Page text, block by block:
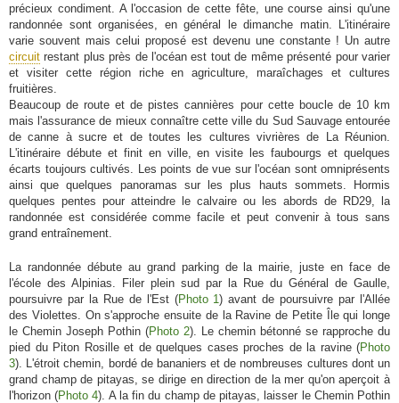
précieux condiment. A l'occasion de cette fête, une course ainsi qu'une
randonnée sont organisées, en général le dimanche matin. L'itinéraire
varie souvent mais celui proposé est devenu une constante ! Un autre
circuit restant plus près de l'océan est tout de même présenté pour varier
et visiter cette région riche en agriculture, maraîchages et cultures
fruitières.
Beaucoup de route et de pistes cannières pour cette boucle de 10 km
mais l'assurance de mieux connaître cette ville du Sud Sauvage entourée
de canne à sucre et de toutes les cultures vivrières de La Réunion.
L'itinéraire débute et finit en ville, en visite les faubourgs et quelques
écarts toujours cultivés. Les points de vue sur l'océan sont omniprésents
ainsi que quelques panoramas sur les plus hauts sommets. Hormis
quelques pentes pour atteindre le calvaire ou les abords de RD29, la
randonnée est considérée comme facile et peut convenir à tous sans
grand entraînement.
La randonnée débute au grand parking de la mairie, juste en face de
l'école des Alpinias. Filer plein sud par la Rue du Général de Gaulle,
poursuivre par la Rue de l'Est (Photo 1) avant de poursuivre par l'Allée
des Violettes. On s'approche ensuite de la Ravine de Petite Île qui longe
le Chemin Joseph Pothin (Photo 2). Le chemin bétonné se rapproche du
pied du Piton Rosille et de quelques cases proches de la ravine (Photo
3). L'étroit chemin, bordé de bananiers et de nombreuses cultures dont un
grand champ de pitayas, se dirige en direction de la mer qu'on aperçoit à
l'horizon (Photo 4). A la fin du champ de pitayas, laisser le Chemin Pothin